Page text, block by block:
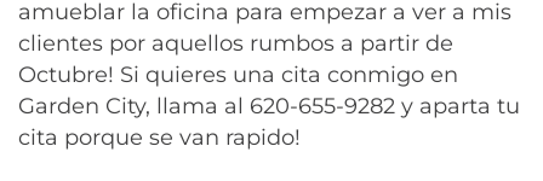
amueblar la oficina para empezar a ver a mis
clientes por aquellos rumbos a partir de
Octubre! Si quieres una cita conmigo en
Garden City, llama al 620-655-9282 y aparta tu
cita porque se van rapido!